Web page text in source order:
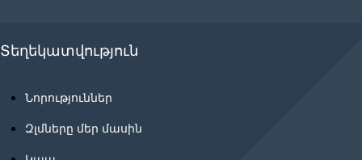
Տեղեկատվություն
Նորություններ
Զլմները մեր մասին